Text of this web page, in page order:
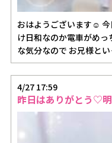
おはようございます☺️ 今日は暑くなるみたいですね⭐︎ お出か
け日和なのか電車がめっちゃ混ん
な気分なので
4/27 17:59
昨日はありがとう♡